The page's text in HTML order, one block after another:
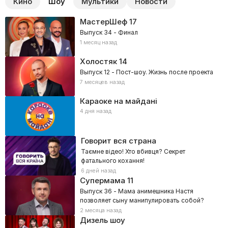
МастерШеф17
Выпуск 34 - Финал
1 месяц назад
Холостяк14
Выпуск 12 - Пост-шоу. Жизнь после проекта
7 месяцев назад
Караоке на майдані
4 дня назад
Говорит вся страна
Таємне відео! Хто вбивця? Секрет
фатального кохання!
6 дней назад
Супермама 11
Выпуск 36 - Мама анимешника Настя
позволяет сыну манипулировать собой?
2 месяца назад
Дизель шоу